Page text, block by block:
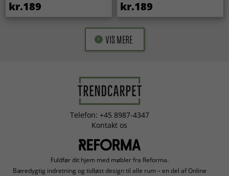
kr.189 kr.189
VIS MERE
Telefon: +45 8987-4347
Kontakt os
Fuldfør dit hjem med møbler fra Reforma.
Bæredygtig indretning og tidløst design til alle rum – en del af Online